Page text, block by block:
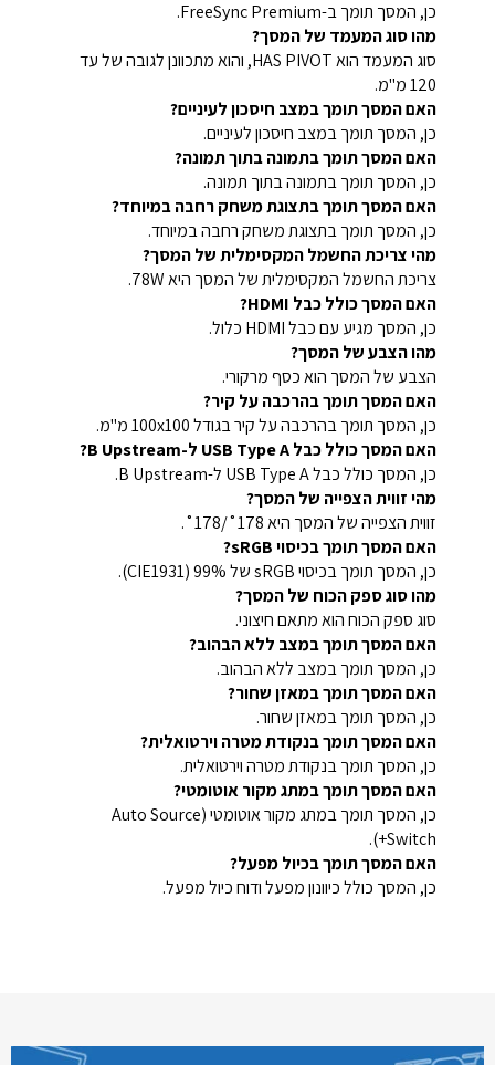
כן, המסך תומך ב-FreeSync Premium.
מהו סוג המעמד של המסך?
סוג המעמד הוא HAS PIVOT, והוא מתכוונן לגובה של עד
120 מ"מ.
האם המסך תומך במצב חיסכון לעיניים?
כן, המסך תומך במצב חיסכון לעיניים.
האם המסך תומך בתמונה בתוך תמונה?
כן, המסך תומך בתמונה בתוך תמונה.
האם המסך תומך בתצוגת משחק רחבה במיוחד?
כן, המסך תומך בתצוגת משחק רחבה במיוחד.
מהי צריכת החשמל המקסימלית של המסך?
צריכת החשמל המקסימלית של המסך היא 78W.
האם המסך כולל כבל HDMI?
כן, המסך מגיע עם כבל HDMI כלול.
מהו הצבע של המסך?
הצבע של המסך הוא כסף מרקורי.
האם המסך תומך בהרכבה על קיר?
כן, המסך תומך בהרכבה על קיר בגודל 100x100 מ"מ.
האם המסך כולל כבל USB Type A ל-B Upstream?
כן, המסך כולל כבל USB Type A ל-B Upstream.
מהי זווית הצפייה של המסך?
זווית הצפייה של המסך היא 178˚/178˚.
האם המסך תומך בכיסוי sRGB?
כן, המסך תומך בכיסוי sRGB של 99% (CIE1931).
מהו סוג ספק הכוח של המסך?
סוג ספק הכוח הוא מתאם חיצוני.
האם המסך תומך במצב ללא הבהוב?
כן, המסך תומך במצב ללא הבהוב.
האם המסך תומך במאזן שחור?
כן, המסך תומך במאזן שחור.
האם המסך תומך בנקודת מטרה וירטואלית?
כן, המסך תומך בנקודת מטרה וירטואלית.
האם המסך תומך במתג מקור אוטומטי?
כן, המסך תומך במתג מקור אוטומטי (Auto Source
Switch+).
האם המסך תומך בכיול מפעל?
כן, המסך כולל כיוונון מפעל ודוח כיול מפעל.